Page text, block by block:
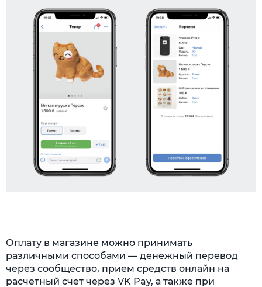
Оплату в магазине можно принимать
различными способами — денежный перевод
через сообщество, прием средств онлайн на
расчетный счет через VK Pay, а также при